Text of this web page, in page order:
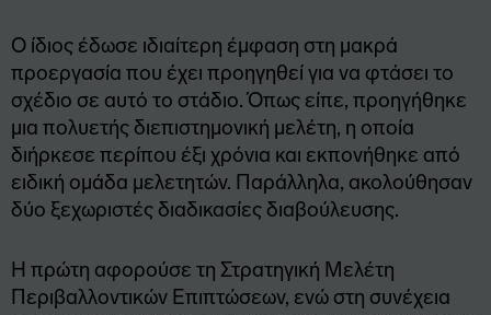
Ο ίδιος έδωσε ιδιαίτερη έμφαση στη μακρά
προεργασία που έχει προηγηθεί για να φτάσει το
σχέδιο σε αυτό το στάδιο. Όπως είπε, προηγήθηκε
μια πολυετής διεπιστημονική μελέτη, η οποία
διήρκεσε περίπου έξι χρόνια και εκπονήθηκε από
ειδική ομάδα μελετητών. Παράλληλα, ακολούθησαν
δύο ξεχωριστές διαδικασίες διαβούλευσης.
Η πρώτη αφορούσε τη Στρατηγική Μελέτη
Περιβαλλοντικών Επιπτώσεων, ενώ στη συνέχεια